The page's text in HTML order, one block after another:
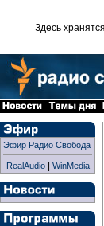
Здесь
Эфир Радио Свобода
RealAudio| WinMedia